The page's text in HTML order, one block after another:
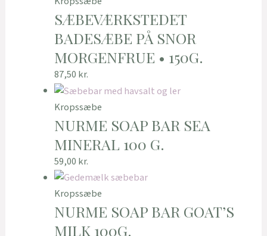
SÆBEVÆRKSTEDET
BADESÆBE PÅ SNOR
MORGENFRUE • 150G.
87,50 kr.
Kropssæbe
NURME SOAP BAR SEA
MINERAL 100 G.
59,00 kr.
Kropssæbe
NURME SOAP BAR GOAT’S
MILK 100G.